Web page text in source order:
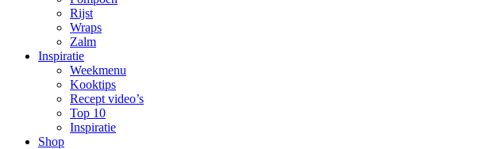
Rijst
Wraps
Zalm
Inspiratie
Weekmenu
Kooktips
Recept video’s
Top 10
Inspiratie
Shop